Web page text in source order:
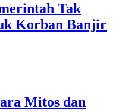
Tak
Korban Banjir
Mitos dan